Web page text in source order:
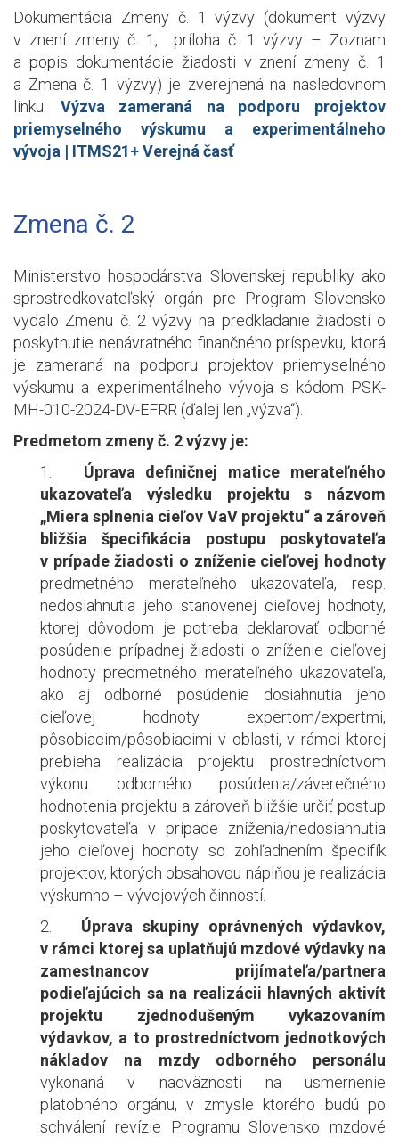
Dokumentácia Zmeny č. 1 výzvy (dokument výzvy
v znení zmeny č. 1, príloha č. 1 výzvy – Zoznam
a popis dokumentácie žiadosti v znení zmeny č. 1
a Zmena č. 1 výzvy) je zverejnená na nasledovnom
linku: Výzva zameraná na podporu projektov
priemyselného výskumu a experimentálneho
vývoja | ITMS21+ Verejná časť
Zmena č. 2
Ministerstvo hospodárstva Slovenskej republiky ako
sprostredkovateľský orgán pre Program Slovensko
vydalo Zmenu č. 2 výzvy na predkladanie žiadostí o
poskytnutie nenávratného finančného príspevku, ktorá
je zameraná na podporu projektov priemyselného
výskumu a experimentálneho vývoja s kódom PSK-
MH-010-2024-DV-EFRR (ďalej len „výzva“).
Predmetom zmeny č. 2 výzvy je:
1. Úprava definičnej matice merateľného
ukazovateľa výsledku projektu s názvom
„Miera splnenia cieľov VaV projektu“ a zároveň
bližšia špecifikácia postupu poskytovateľa
v prípade žiadosti o zníženie cieľovej hodnoty
predmetného merateľného ukazovateľa, resp.
nedosiahnutia jeho stanovenej cieľovej hodnoty,
ktorej dôvodom je potreba deklarovať odborné
posúdenie prípadnej žiadosti o zníženie cieľovej
hodnoty predmetného merateľného ukazovateľa,
ako aj odborné posúdenie dosiahnutia jeho
cieľovej hodnoty expertom/expertmi,
pôsobiacim/pôsobiacimi v oblasti, v rámci ktorej
prebieha realizácia projektu prostredníctvom
výkonu odborného posúdenia/záverečného
hodnotenia projektu a zároveň bližšie určiť postup
poskytovateľa v prípade zníženia/nedosiahnutia
jeho cieľovej hodnoty so zohľadnením špecifík
projektov, ktorých obsahovou náplňou je realizácia
výskumno – vývojových činností.
2. Úprava skupiny oprávnených výdavkov,
v rámci ktorej sa uplatňujú mzdové výdavky na
zamestnancov prijímateľa/partnera
podieľajúcich sa na realizácii hlavných aktivít
projektu zjednodušeným vykazovaním
výdavkov, a to prostredníctvom jednotkových
nákladov na mzdy odborného personálu
vykonaná v nadväznosti na usmernenie
platobného orgánu, v zmysle ktorého budú po
schválení revízie Programu Slovensko mzdové